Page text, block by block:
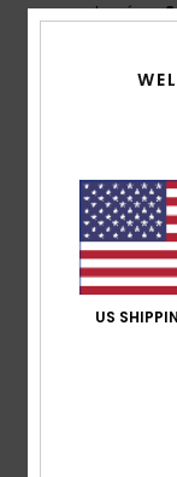
basé sur
100%
Trop petit
US